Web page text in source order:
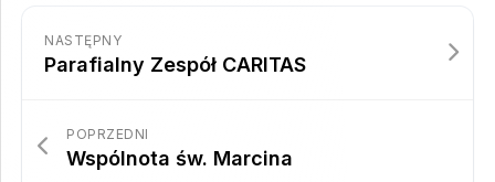
NASTĘPNY
Parafialny Zespół CARITAS
POPRZEDNI
Wspólnota św. Marcina